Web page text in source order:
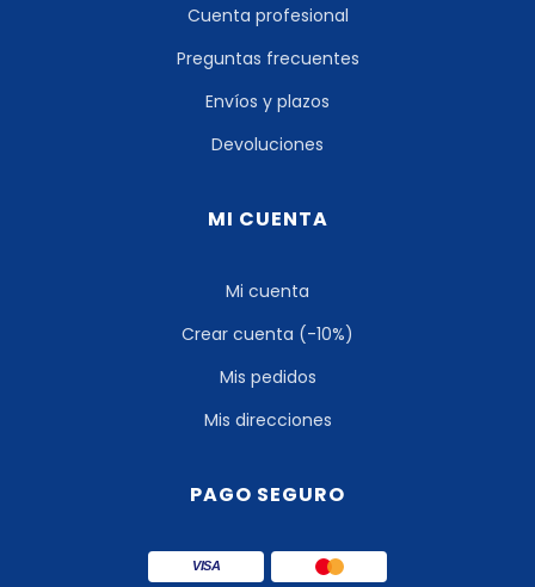
Cuenta profesional
Preguntas frecuentes
Envíos y plazos
Devoluciones
MI CUENTA
Mi cuenta
Crear cuenta (-10%)
Mis pedidos
Mis direcciones
PAGO SEGURO
VISA